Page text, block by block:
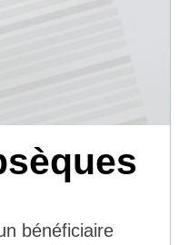
bénéficiaire